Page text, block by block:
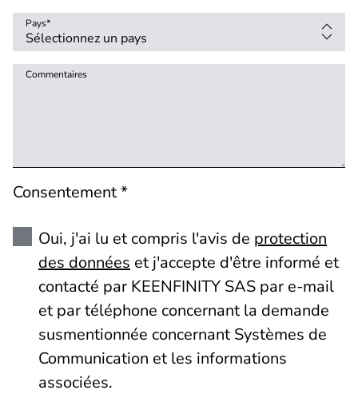
Pays*
Commentaires
Consentement *
Oui, j'ai lu et compris l'avis de protection
des données et j'accepte d'être informé et
contacté par KEENFINITY SAS par e-mail
et par téléphone concernant la demande
susmentionnée concernant Systèmes de
Communication et les informations
associées.